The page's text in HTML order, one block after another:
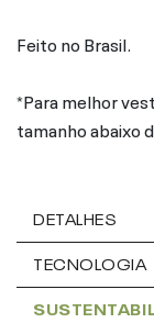
Feito no Brasil.
*Para melhor
tamanho abaixo
DETALHES
TECNOLOGIA